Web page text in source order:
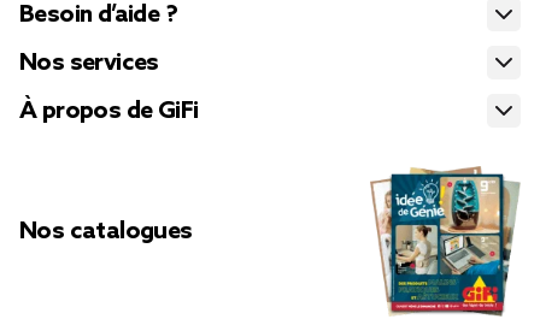
Besoin d’aide ?
Nos services
À propos de GiFi
Nos catalogues